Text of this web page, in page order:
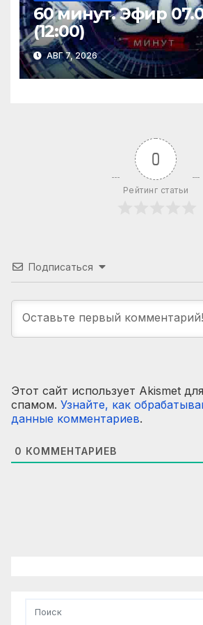
60 минут. Эфир
(12:00)
АВГ 7, 2026
0
Рейтинг статьи
Подписаться
Этот сайт использует Akismet
спамом. Узнайте, как
данные комментариев.
0 КОММЕНТАРИЕВ